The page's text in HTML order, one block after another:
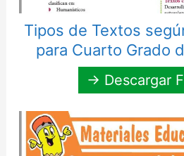
Tipos de Textos
para Cuarto Grado
→ Descargar